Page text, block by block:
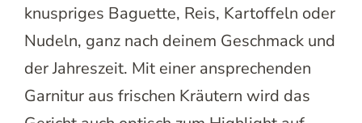
knuspriges Baguette, Reis, Kartoffeln oder
Nudeln, ganz nach deinem Geschmack und
der Jahreszeit. Mit einer ansprechenden
Garnitur aus frischen Kräutern wird das